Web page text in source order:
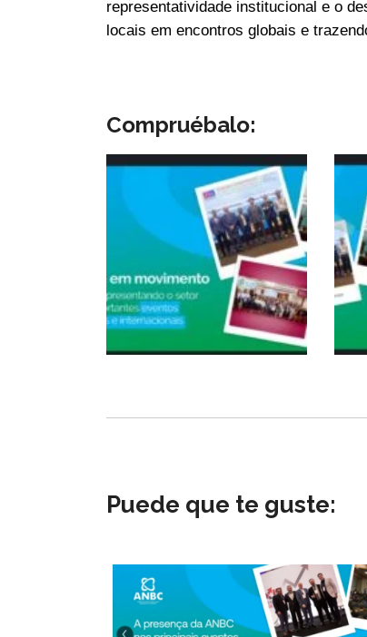
representatividade institucional e o
locais em encontros globais e
Compruébalo:
Puede que te guste: